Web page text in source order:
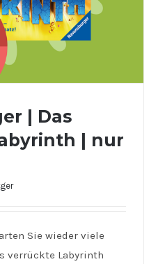
Das verrückte
| nur 12 €
| Das
| nur
Sie wieder viele
verrückte Labyrinth